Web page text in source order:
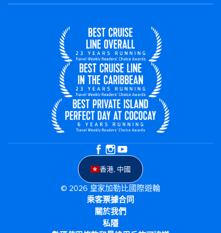
香港, 中國
© 2026 皇家加勒比國際遊輪
乘客票據合同
關於我們
私隱